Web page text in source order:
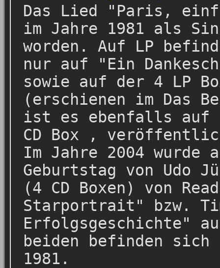
Das Lied "Paris,
im Jahre 1981 als
worden. Auf LP
nur auf "Ein
sowie auf der 4 LP
(erschienen im Das
ist es ebenfalls auf
CD Box ,
Im Jahre 2004 wurde
Geburtstag von Udo
(4 CD Boxen) von
Starportrait" bzw.
Erfolgsgeschichte"
beiden befinden
1981.